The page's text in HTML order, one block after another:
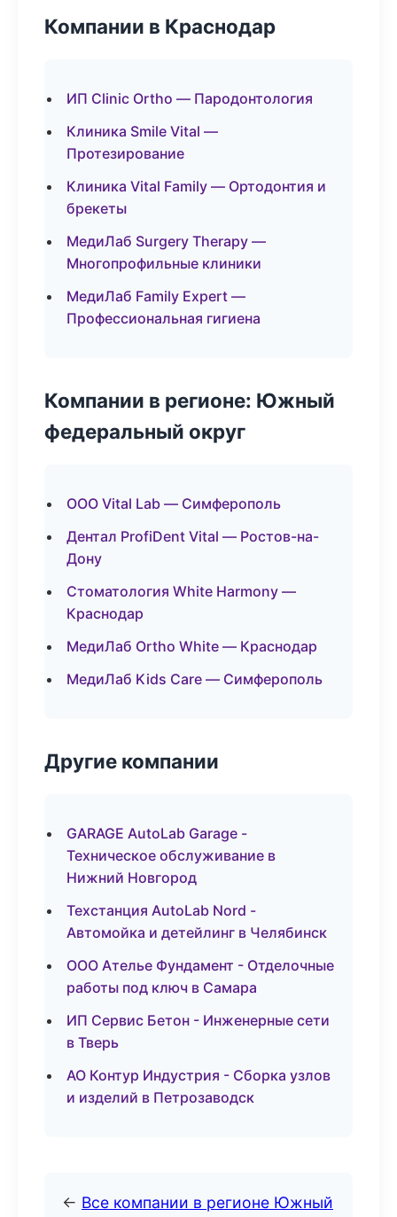
Компании в Краснодар
ИП Clinic Ortho — Пародонтология
Клиника Smile Vital —
Протезирование
Клиника Vital Family — Ортодонтия и
брекеты
МедиЛаб Surgery Therapy —
Многопрофильные клиники
МедиЛаб Family Expert —
Профессиональная гигиена
Компании в регионе: Южный
федеральный округ
ООО Vital Lab — Симферополь
Дентал ProfiDent Vital — Ростов-на-
Дону
Стоматология White Harmony —
Краснодар
МедиЛаб Ortho White — Краснодар
МедиЛаб Kids Care — Симферополь
Другие компании
GARAGE AutoLab Garage -
Техническое обслуживание в
Нижний Новгород
Техстанция AutoLab Nord -
Автомойка и детейлинг в Челябинск
ООО Ателье Фундамент - Отделочные
работы под ключ в Самара
ИП Сервис Бетон - Инженерные сети
в Тверь
АО Контур Индустрия - Сборка узлов
и изделий в Петрозаводск
← Все компании в регионе Южный